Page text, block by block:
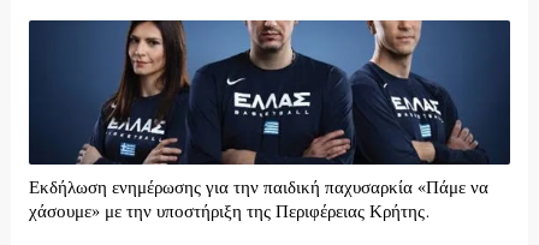
Εκδήλωση ενημέρωσης για την παιδική παχυσαρκία «Πάμε να
χάσουμε» με την υποστήριξη της Περιφέρειας Κρήτης.